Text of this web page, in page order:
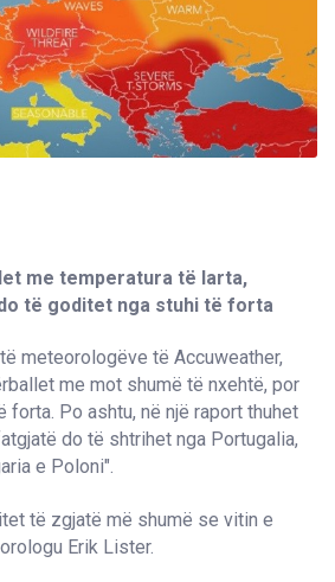
me temperatura të larta,
të goditet nga stuhi të forta
meteorologëve të Accuweather,
me mot shumë të nxehtë, por
forta. Po ashtu, në një raport thuhet
do të shtrihet nga Portugalia,
e Poloni".
të zgjatë më shumë se vitin e
Erik Lister.